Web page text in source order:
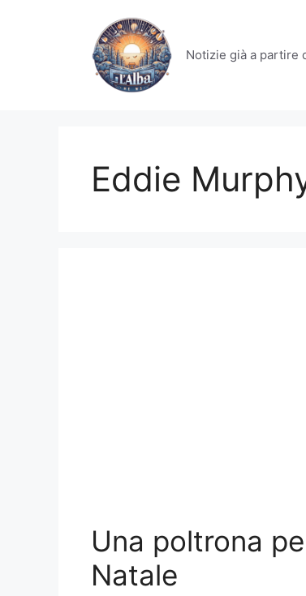
Notizie già a partire
Eddie
Una poltrona
Natale